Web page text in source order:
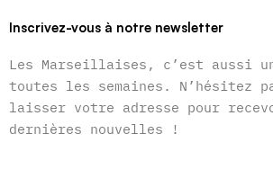
Inscrivez-vous à notre newsletter
Les Marseillaises, c’est aussi
toutes les semaines. N’hésitez
laisser votre adresse pour
dernières nouvelles !